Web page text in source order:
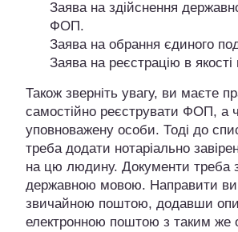
Заява на здійснення
ФОП.
Заява на обрання єдиного
Заява на реєстрацію в
Також зверніть увагу, ви маєте
самостійно реєструвати ФОП, а
уповноважену особи. Тоді до
треба додати нотаріально
на цю людину. Документи треба
державною мовою. Направити ви
звичайною поштою, додавши
електронною поштою з таким же